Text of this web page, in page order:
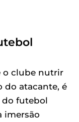
o clube nutrir
do atacante, é
futebol
imersão